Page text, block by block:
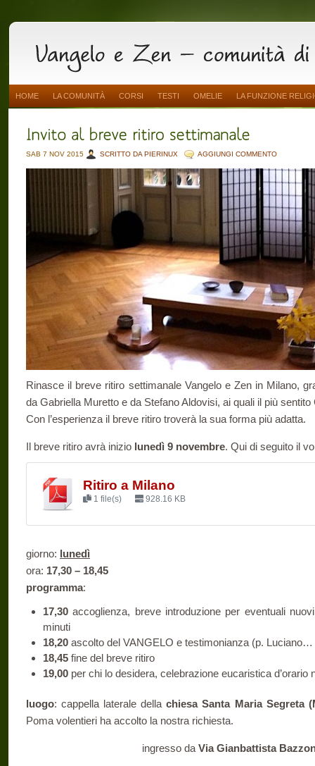
HOME LA COMUNITÀ CORSI TESTI OMELIE LA FUNZIONE
SAB 7 NOV 2015 SCRITTO DA PIERINUX AGGIUNGI COMMENTO
Rinasce il breve ritiro settimanale Vangelo e Zen in Milano,
da Gabriella Muretto e da Stefano Aldovisi, ai quali il più sentito
Con l’esperienza il breve ritiro troverà la sua forma più adatta.
Il breve ritiro avrà inizio lunedì 9 novembre. Qui di seguito il
Ritiro a Milano
1 file(s) 928.16 KB
giorno: lunedì
ora: 17,30 – 18,45
programma:
17,30 accoglienza, breve introduzione per eventuali
minuti
18,20 ascolto del VANGELO e testimonianza (p. Luciano…
18,45 fine del breve ritiro
19,00 per chi lo desidera, celebrazione eucaristica d’orario
luogo: cappella laterale dellachiesa Santa Maria Segreta
Poma volentieri ha accolto la nostra richiesta.
ingresso da Via Gianbattista